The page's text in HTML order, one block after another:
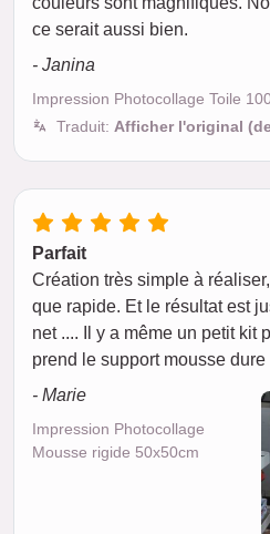
ce serait aussi bien.
- Janina
Impression Photocollage Toile
Traduit: Afficher l'original
Parfait
Création très simple à
que rapide. Et le résultat est
net .... Il y a même un petit kit
prend le support mousse dure
- Marie
Impression Photocollage
Mousse rigide 50x50cm